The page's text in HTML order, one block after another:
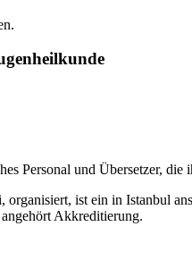
Personal und Übersetzer, die
ist ein in Istanbul
Akkreditierung.